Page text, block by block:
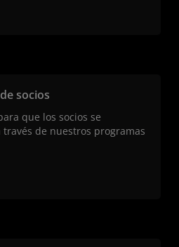
socios
que los socios se
de nuestros programas